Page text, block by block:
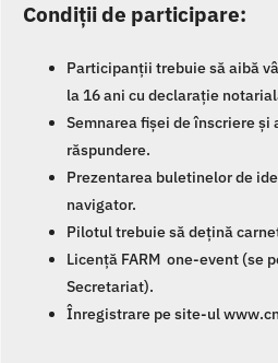
Condiții de participare:
Participanții trebuie să aibă
la 16 ani cu declarație
Semnarea fișei de înscriere
răspundere.
Prezentarea buletinelor de
navigator.
Pilotul trebuie să dețină
Licență FARM one-event (se
Secretariat).
Înregistrare pe site-ul